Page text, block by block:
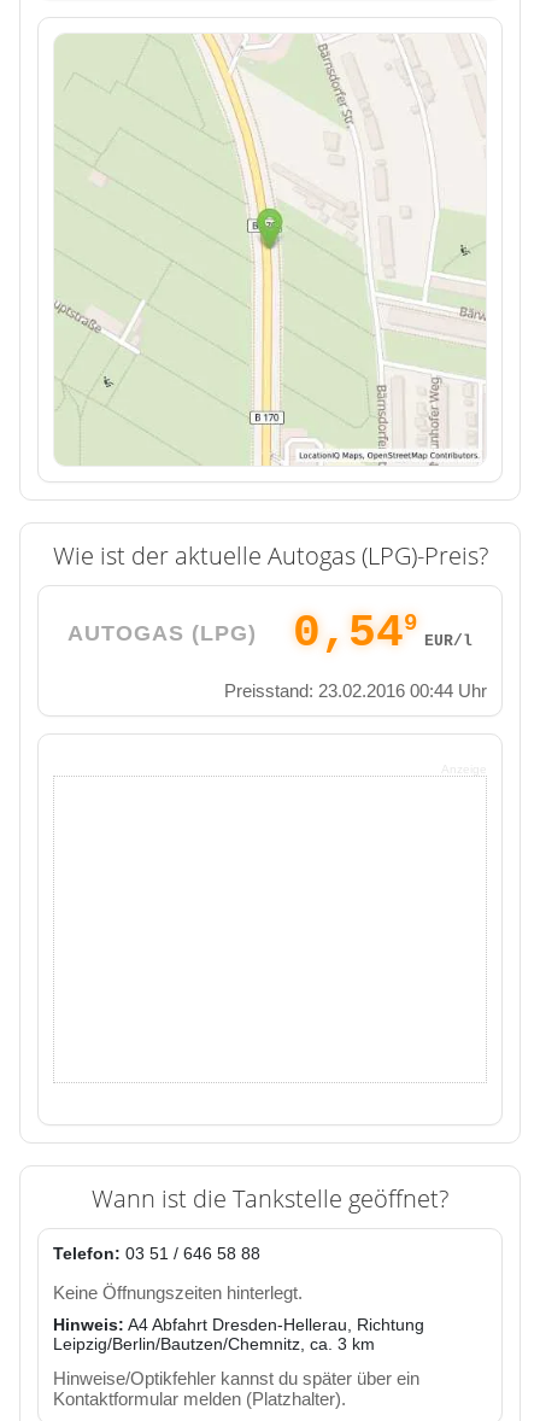
Wie ist der aktuelle Autogas (LPG)-Preis?
AUTOGAS (LPG) 0,549
EUR/l
Preisstand: 23.02.2016 00:44 Uhr
Wann ist die Tankstelle geöffnet?
Telefon: 03 51 / 646 58 88
Keine Öffnungszeiten hinterlegt.
Hinweis: A4 Abfahrt Dresden-Hellerau, Richtung
Leipzig/Berlin/Bautzen/Chemnitz, ca. 3 km
Hinweise/Optikfehler kannst du später über ein
Kontaktformular melden (Platzhalter).